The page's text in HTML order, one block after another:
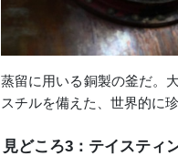
蒸留に用いる銅製の釜だ。
スチルを備えた、世界的に
見どころ3：テイスティ